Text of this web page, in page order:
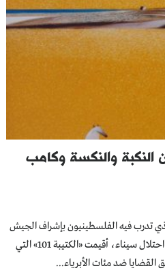
النكبة والنكسة وكامب
تدرب فيه الفلسطينيون بإشراف الجيش
المصري على الرماية والقتال قبل احتلال سيناء، أقيمت «الكتيبة 101» التي
ضد مئات الأبرياء...